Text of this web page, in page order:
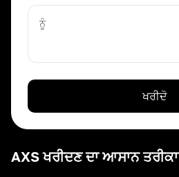
AXS ਖਰੀਦਣ ਦਾ ਆਸਾਨ ਤਰੀਕਾ
ਨੂੰ
ਖਰੀਦੋ